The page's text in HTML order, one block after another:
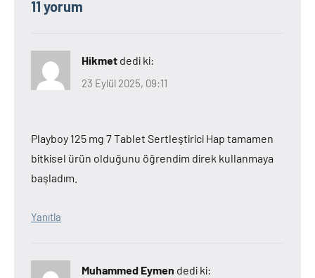
11 yorum
Hikmet dedi ki:
23 Eylül 2025, 09:11
Playboy 125 mg 7 Tablet Sertleştirici Hap tamamen
bitkisel ürün olduğunu öğrendim direk kullanmaya
başladım.
Yanıtla
Muhammed Eymen dedi ki: